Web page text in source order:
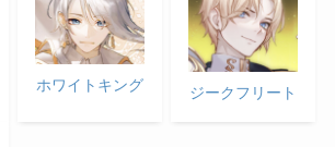
ホワイトキング ジークフリート